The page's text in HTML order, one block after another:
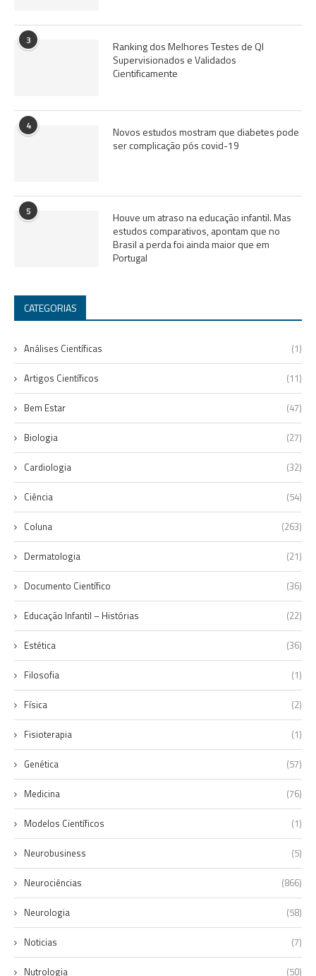
3
Ranking dos Melhores Testes de QI
Supervisionados e Validados
Cientificamente
4
Novos estudos mostram que diabetes pode
ser complicação pós covid-19
5
Houve um atraso na educação infantil. Mas
estudos comparativos, apontam que no
Brasil a perda foi ainda maior que em
Portugal
CATEGORIAS
Análises Científicas (1)
Artigos Científicos (11)
Bem Estar (47)
Biologia (27)
Cardiologia (32)
Ciência (54)
Coluna (263)
Dermatologia (21)
Documento Científico (36)
Educação Infantil – Histórias (22)
Estética (36)
Filosofia (1)
Física (2)
Fisioterapia (1)
Genética (57)
Medicina (76)
Modelos Científicos (1)
Neurobusiness (5)
Neurociências (866)
Neurologia (58)
Noticias (7)
Nutrologia (50)